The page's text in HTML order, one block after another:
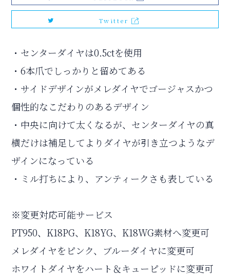
Twitter
・センターダイヤは0.5ctを使用
・6本爪でしっかりと留めてある
・サイドデザインがメレダイヤでゴージャスかつ
個性的なこだわりのあるデザイン
・中央に向けて太くなるが、センターダイヤの真
横だけは補足してよりダイヤが引き立つようなデ
ザインになっている
・ミル打ちにより、アンティークさも表している
※変更対応可能サービス
PT950、K18PG、K18YG、K18WG素材へ変更可
メレダイヤをピンク、ブルーダイヤに変更可
ホワイトダイヤをハート＆キューピッドに変更可